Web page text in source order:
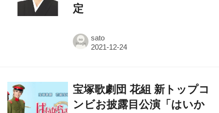
定
sato
宝塚歌劇団 花組 新トップコ
ンビお披露目公演「はいか